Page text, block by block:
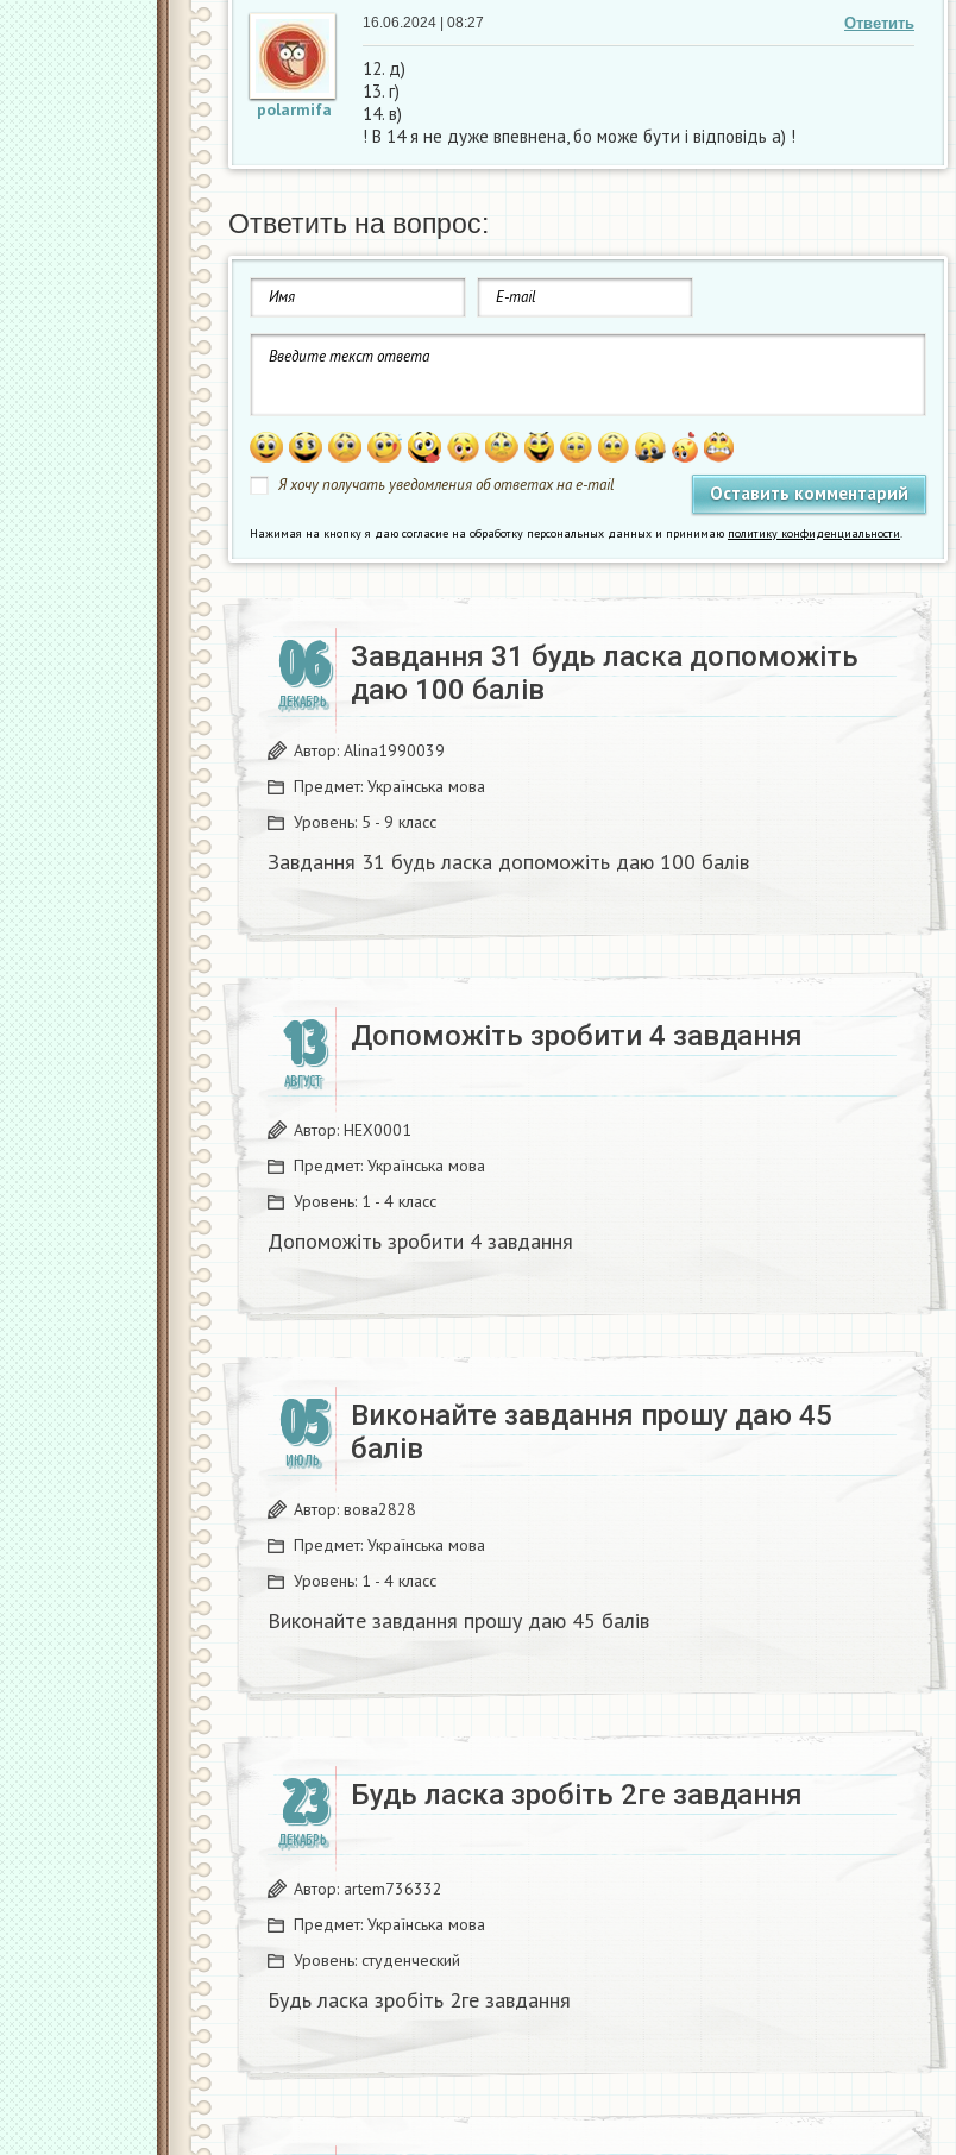
polarmifa
Ответить
16.06.2024 | 08:27
12. д)
13. г)
14. в)
! В 14 я не дуже впевнена, бо може бути і відповідь а) !
Ответить на вопрос:
Я хочу получать уведомления об ответах на e-mail
Нажимая на кнопку я даю согласие на обработку персональных данных и принимаю политику конфиденциальности.
06
ДЕКАБРЬ
Завдання 31 будь ласка допоможіть
даю 100 балів
Автор: Alina1990039
Предмет: Українська мова
Уровень: 5 - 9 класс
Завдання 31 будь ласка допоможіть даю 100 балів
13
АВГУСТ
Допоможіть зробити 4 завдання
Автор: HEX0001
Предмет: Українська мова
Уровень: 1 - 4 класс
Допоможіть зробити 4 завдання
05
ИЮЛЬ
Виконайте завдання прошу даю 45
балів
Автор: вова2828
Предмет: Українська мова
Уровень: 1 - 4 класс
Виконайте завдання прошу даю 45 балів
23
ДЕКАБРЬ
Будь ласка зробіть 2ге завдання
Автор: artem736332
Предмет: Українська мова
Уровень: студенческий
Будь ласка зробіть 2ге завдання